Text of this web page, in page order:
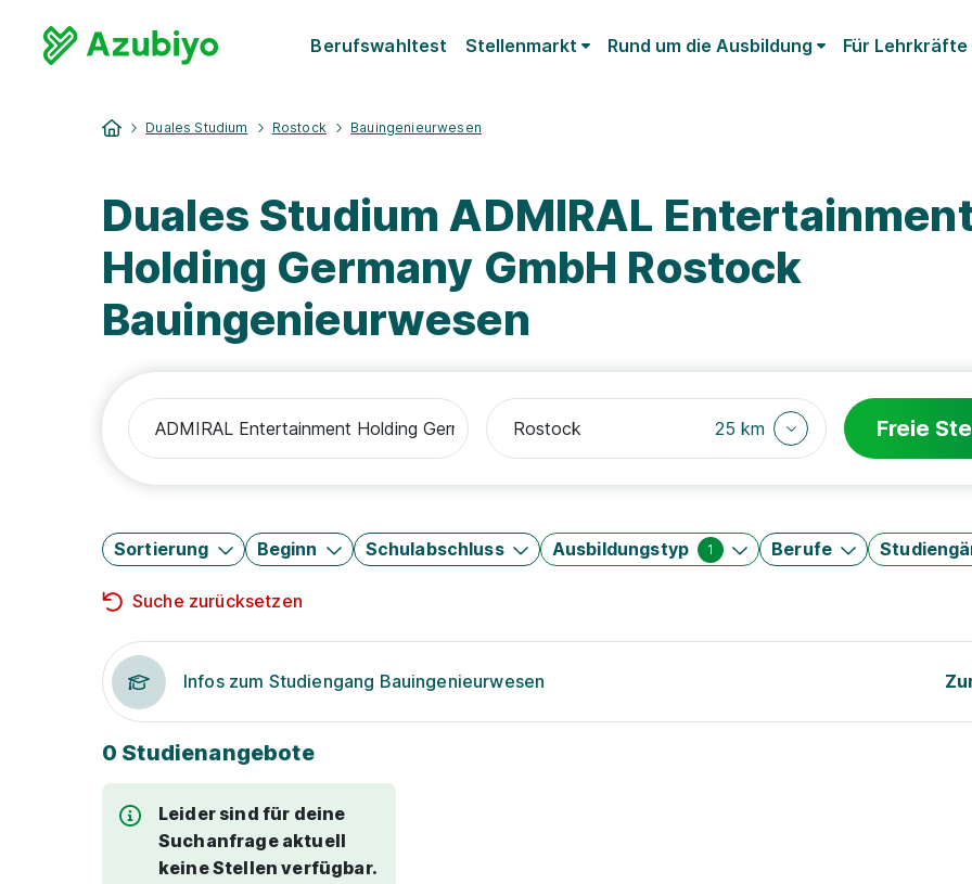
Berufswahltest Stellenmarkt Rund um die Ausbildung Für Lehrkräfte
Duales Studium Rostock Bauingenieurwesen
Duales Studium ADMIRAL
Holding Germany GmbH Rostock
Bauingenieurwesen
25 km Freie
Sortierung Beginn Schulabschluss Ausbildungstyp 1 Berufe
Suche zurücksetzen
Infos zum Studiengang Bauingenieurwesen
0 Studienangebote
Leider sind für deine
Suchanfrage aktuell
keine Stellen verfügbar.